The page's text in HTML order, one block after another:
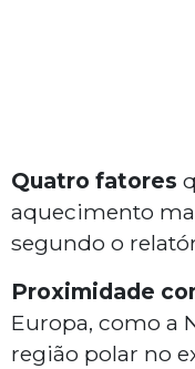
Quatro fatores
aquecimento
segundo o
Proximidade
Europa, como a
região polar no